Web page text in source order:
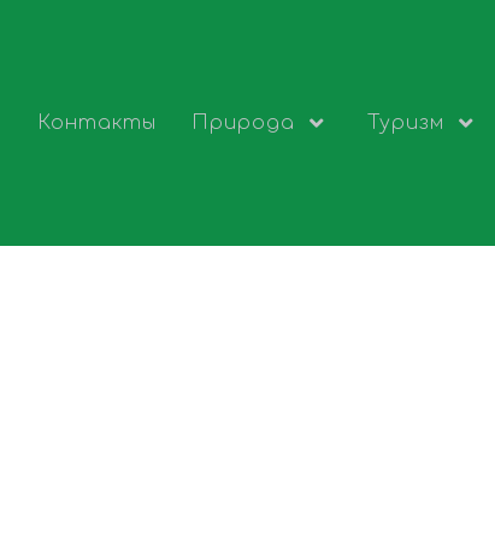
Контакты Природа Туризм